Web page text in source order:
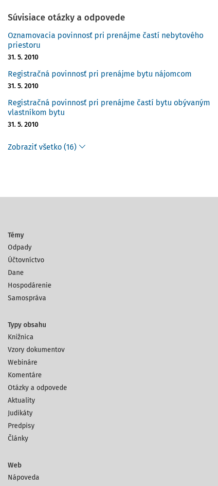
Súvisiace otázky a odpovede
Oznamovacia povinnosť pri prenájme častí nebytového
priestoru
31. 5. 2010
Registračná povinnosť pri prenájme bytu nájomcom
31. 5. 2010
Registračná povinnosť pri prenájme častí bytu obývaným
vlastníkom bytu
31. 5. 2010
Zobraziť všetko (16)
Témy
Odpady
Účtovníctvo
Dane
Hospodárenie
Samospráva
Typy obsahu
Knižnica
Vzory dokumentov
Webináre
Komentáre
Otázky a odpovede
Aktuality
Judikáty
Predpisy
Články
Web
Nápoveda